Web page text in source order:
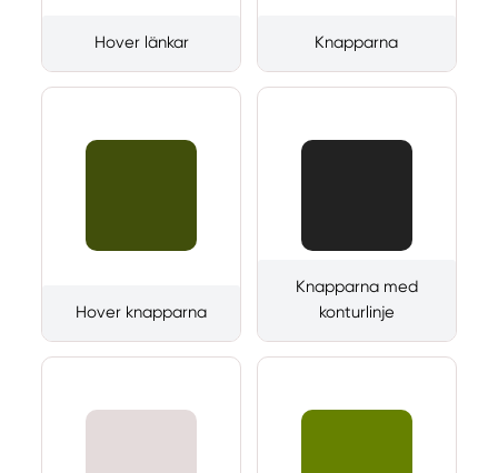
Hover länkar Knapparna
Hover knapparna
Knapparna med
konturlinje